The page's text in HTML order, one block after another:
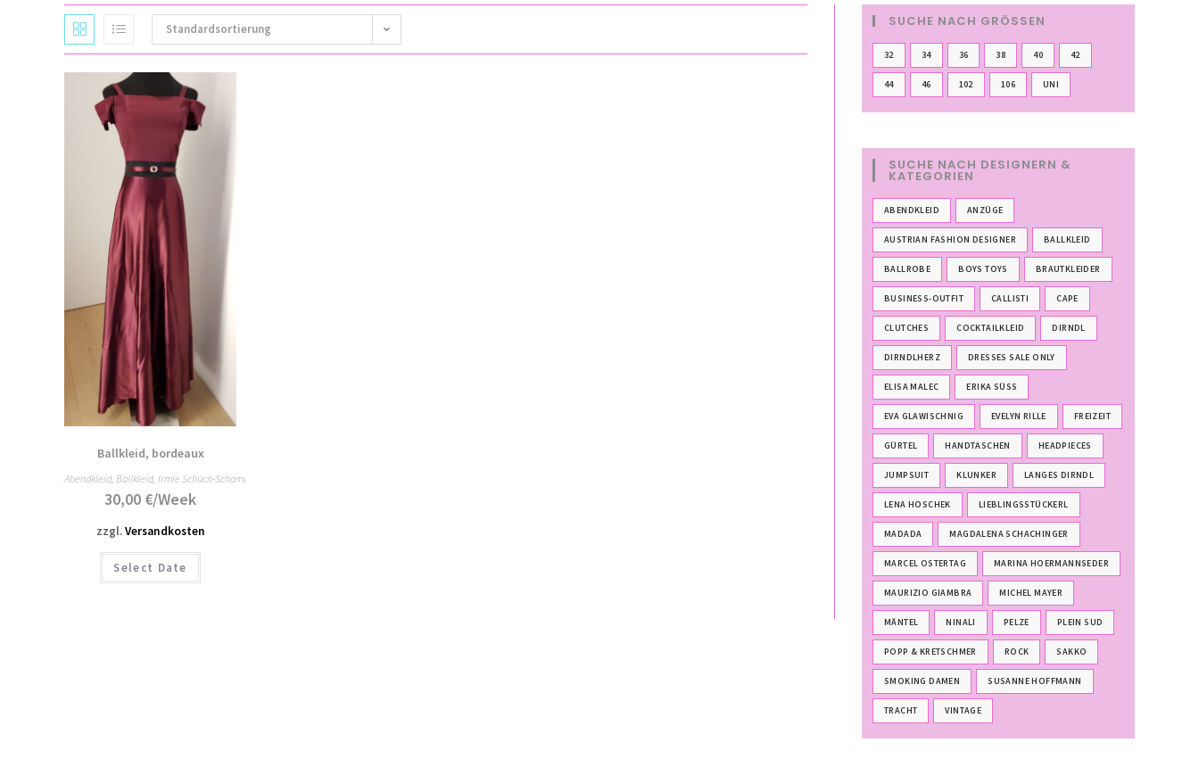
Standardsortierung
Ballkleid, bordeaux
Abendkleid, Ballkleid, Irmie Schüch-Schamburek
30,00 €/Week
zzgl.Versandkosten
Select Date
SUCHE NACH GRÖSSEN
32 34 36 38 40 42
44 46 102 106 UNI
SUCHE NACH DESIGNERN &
KATEGORIEN
ABENDKLEID ANZÜGE
AUSTRIAN FASHION DESIGNER BALLKLEID
BALLROBE BOYS TOYS BRAUTKLEIDER
BUSINESS-OUTFIT CALLISTI CAPE
CLUTCHES COCKTAILKLEID DIRNDL
DIRNDLHERZ DRESSES SALE ONLY
ELISA MALEC ERIKA SÜSS
EVA GLAWISCHNIG EVELYN RILLE FREIZEIT
GÜRTEL HANDTASCHEN HEADPIECES
JUMPSUIT KLUNKER LANGES DIRNDL
LENA HOSCHEK LIEBLINGSSTÜCKERL
MADADA MAGDALENA SCHACHINGER
MARCEL OSTERTAG MARINA HOERMANNSEDER
MAURIZIO GIAMBRA MICHEL MAYER
MÄNTEL NINALI PELZE PLEIN SUD
POPP & KRETSCHMER ROCK SAKKO
SMOKING DAMEN SUSANNE HOFFMANN
TRACHT VINTAGE